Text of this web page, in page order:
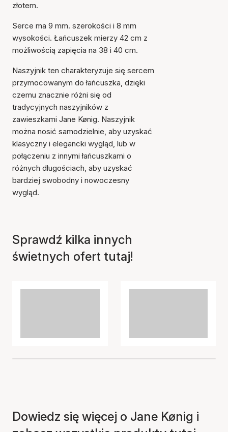
do koszyka
złotem.
Serce ma 9 mm. szerokości i 8 mm
wysokości. Łańcuszek mierzy 42 cm z
możliwością zapięcia na 38 i 40 cm.
Naszyjnik ten charakteryzuje się sercem
przymocowanym do łańcuszka, dzięki
czemu znacznie różni się od
tradycyjnych naszyjników z
zawieszkami Jane Kønig. Naszyjnik
można nosić samodzielnie, aby uzyskać
klasyczny i elegancki wygląd, lub w
połączeniu z innymi łańcuszkami o
różnych długościach, aby uzyskać
bardziej swobodny i nowoczesny
wygląd.
Sprawdź kilka innych
świetnych ofert tutaj!
Dowiedz się więcej o Jane Kønig i